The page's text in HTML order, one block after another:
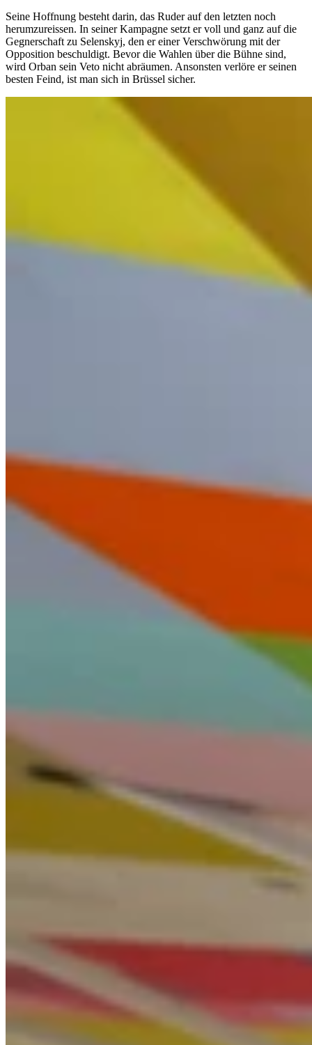
Seine Hoffnung besteht darin, das Ruder auf den letzten noch
herumzureissen. In seiner Kampagne setzt er voll und ganz auf die
Gegnerschaft zu Selenskyj, den er einer Verschwörung mit der
Opposition beschuldigt. Bevor die Wahlen über die Bühne sind,
wird Orban sein Veto nicht abräumen. Ansonsten verlöre er seinen
besten Feind, ist man sich in Brüssel sicher.